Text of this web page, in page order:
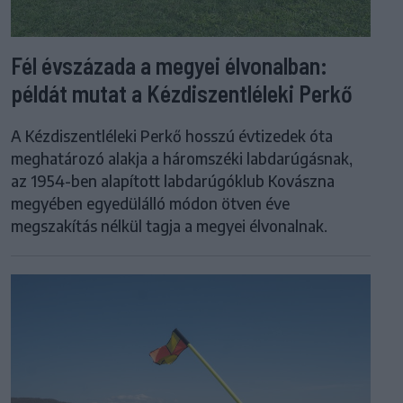
Fél évszázada a megyei élvonalban:
példát mutat a Kézdiszentléleki Perkő
A Kézdiszentléleki Perkő hosszú évtizedek óta
meghatározó alakja a háromszéki labdarúgásnak,
az 1954-ben alapított labdarúgóklub Kovászna
megyében egyedülálló módon ötven éve
megszakítás nélkül tagja a megyei élvonalnak.